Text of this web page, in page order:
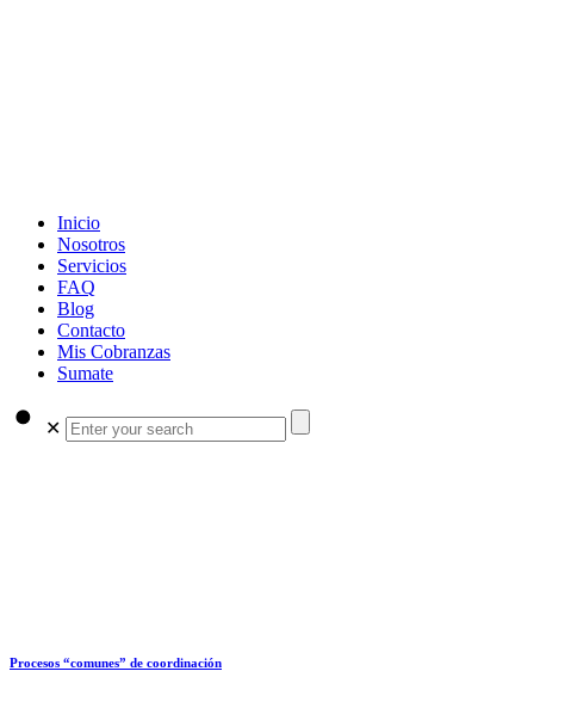
Inicio
Nosotros
Servicios
FAQ
Blog
Contacto
Mis Cobranzas
Sumate
✕
Procesos “comunes” de coordinación